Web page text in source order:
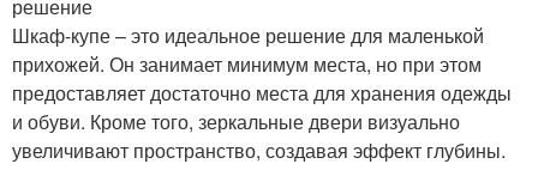
решение
Шкаф-купе – это идеальное решение для маленькой
прихожей. Он занимает минимум места, но при этом
предоставляет достаточно места для хранения одежды
и обуви. Кроме того, зеркальные двери визуально
увеличивают пространство, создавая эффект глубины.